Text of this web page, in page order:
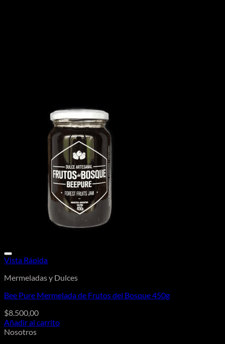
Vista Rápida
Mermeladas y Dulces
Bee Pure Mermelada de Frutos del Bosque 450g
$8.500,00
Añadir al carrito
Nosotros